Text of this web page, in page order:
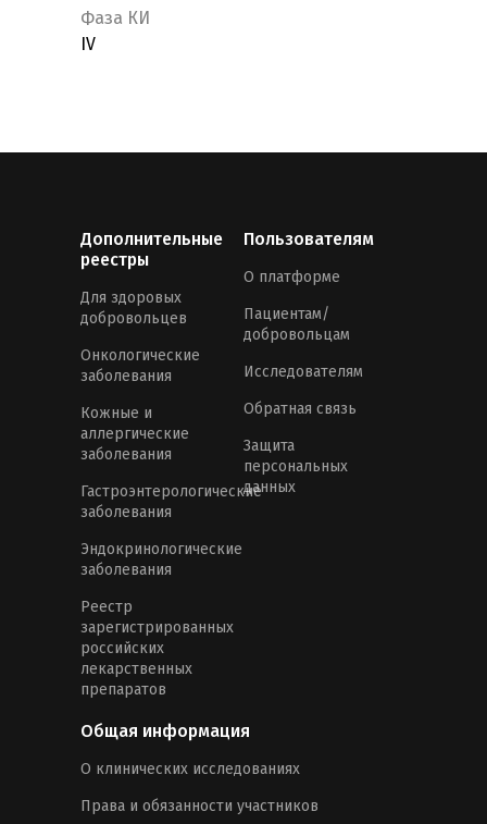
Фаза КИ
IV
Дополнительные
реестры
Для здоровых
добровольцев
Онкологические
заболевания
Кожные и
аллергические
заболевания
Гастроэнтерологические
заболевания
Эндокринологические
заболевания
Реестр
зарегистрированных
российских
лекарственных
препаратов
Пользователям
О платформе
Пациентам/
добровольцам
Исследователям
Обратная связь
Защита
персональных
данных
Общая информация
О клинических исследованиях
Права и обязанности участников